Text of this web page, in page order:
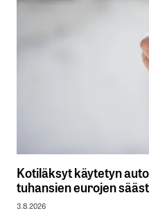
Kotiläksyt käytetyn
tuhansien eurojen
3.8.2026